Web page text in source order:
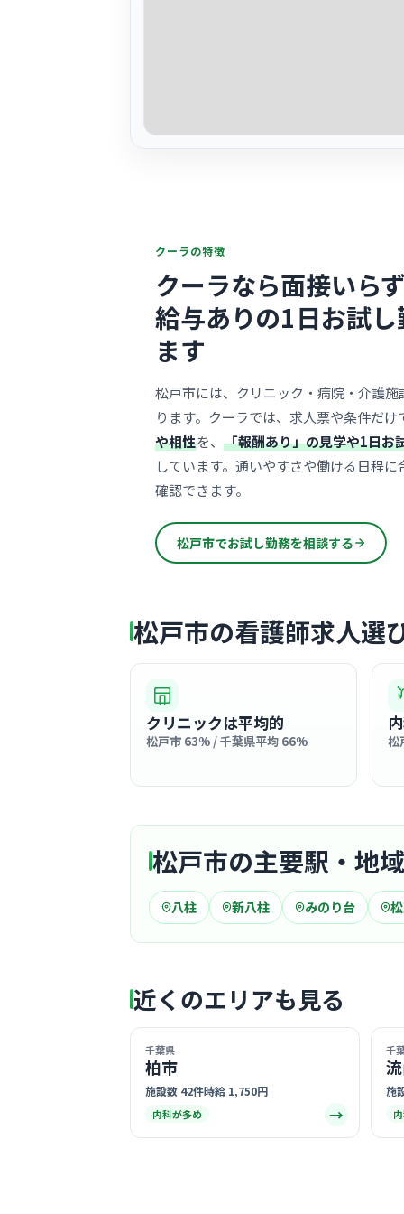
クーラの特徴
クーラなら面接いら
給与ありの1日お試
ます
松戸市には、クリニック・病院・介護
ります。クーラでは、求人票や条件だ
や相性を、 「報酬あり」の見学や1日お
しています。通いやすさや働ける日程
確認できます。
松戸市でお試し勤務を相談する
松戸市の看護師求人選
クリニックは平均的
松戸市 63% / 千葉県平均 66% 松
松戸市の主要駅・地域
八柱 新八柱 みのり台
近くのエリアも見る
千葉県
柏市
施設数 42件時給 1,750円
内科が多め →
千
施